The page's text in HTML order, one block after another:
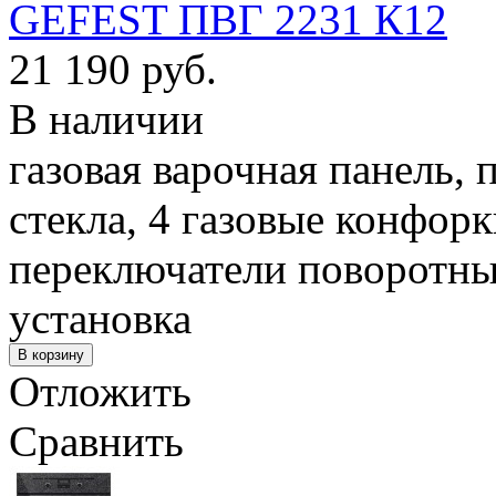
GEFEST ПВГ 2231 К12
21 190 руб.
В наличии
газовая варочная панель,
стекла, 4 газовые
переключатели
установка
Отложить
Сравнить